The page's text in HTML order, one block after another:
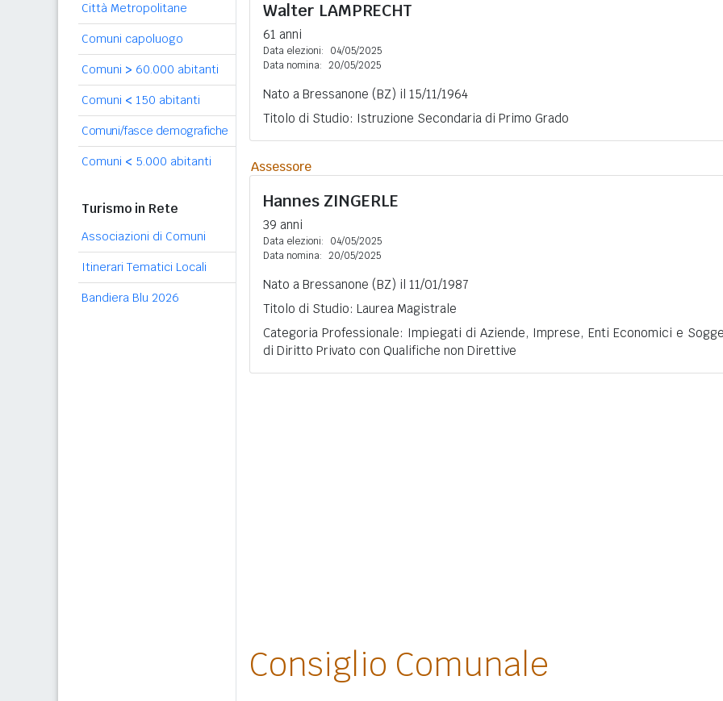
Città Metropolitane
Comuni capoluogo
Comuni > 60.000 abitanti
Comuni < 150 abitanti
Comuni/fasce demografiche
Comuni < 5.000 abitanti
Turismo in Rete
Associazioni di Comuni
Itinerari Tematici Locali
Bandiera Blu 2026
Walter LAMPRECHT
61 anni
Data elezioni:
04/05/2025
Data nomina: 20/05/2025
Nato a Bressanone (BZ) il 15/11/1964
Titolo di Studio: Istruzione Secondaria di Primo Grado
Assessore
Hannes ZINGERLE
39 anni
Data elezioni:
04/05/2025
Data nomina: 20/05/2025
Nato a Bressanone (BZ) il 11/01/1987
Titolo di Studio: Laurea Magistrale
Categoria Professionale: Impiegati di Aziende, Imprese, Enti Economici e
di Diritto Privato con Qualifiche non Direttive
Consiglio Comunale